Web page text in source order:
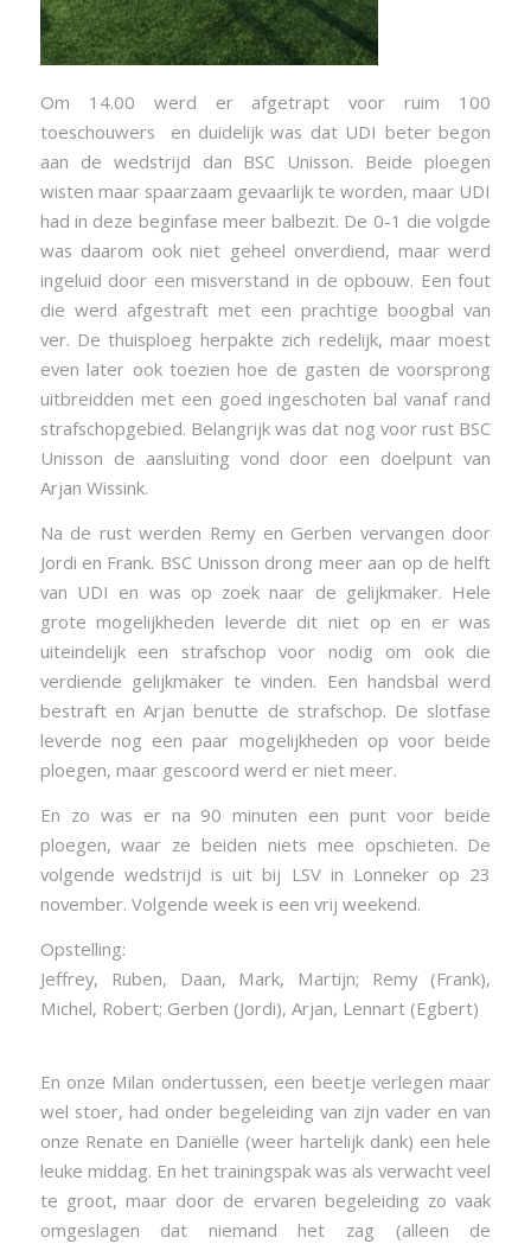
Om 14.00 werd er afgetrapt voor ruim 100
toeschouwers en duidelijk was dat UDI beter begon
aan de wedstrijd dan BSC Unisson. Beide ploegen
wisten maar spaarzaam gevaarlijk te worden, maar UDI
had in deze beginfase meer balbezit. De 0-1 die volgde
was daarom ook niet geheel onverdiend, maar werd
ingeluid door een misverstand in de opbouw. Een fout
die werd afgestraft met een prachtige boogbal van
ver. De thuisploeg herpakte zich redelijk, maar moest
even later ook toezien hoe de gasten de voorsprong
uitbreidden met een goed ingeschoten bal vanaf rand
strafschopgebied. Belangrijk was dat nog voor rust BSC
Unisson de aansluiting vond door een doelpunt van
Arjan Wissink.
Na de rust werden Remy en Gerben vervangen door
Jordi en Frank. BSC Unisson drong meer aan op de helft
van UDI en was op zoek naar de gelijkmaker. Hele
grote mogelijkheden leverde dit niet op en er was
uiteindelijk een strafschop voor nodig om ook die
verdiende gelijkmaker te vinden. Een handsbal werd
bestraft en Arjan benutte de strafschop. De slotfase
leverde nog een paar mogelijkheden op voor beide
ploegen, maar gescoord werd er niet meer.
En zo was er na 90 minuten een punt voor beide
ploegen, waar ze beiden niets mee opschieten. De
volgende wedstrijd is uit bij LSV in Lonneker op 23
november. Volgende week is een vrij weekend.
Opstelling:
Jeffrey, Ruben, Daan, Mark, Martijn; Remy (Frank),
Michel, Robert; Gerben (Jordi), Arjan, Lennart (Egbert)
En onze Milan ondertussen, een beetje verlegen maar
wel stoer, had onder begeleiding van zijn vader en van
onze Renate en Daniëlle (weer hartelijk dank) een hele
leuke middag. En het trainingspak was als verwacht veel
te groot, maar door de ervaren begeleiding zo vaak
omgeslagen dat niemand het zag (alleen de